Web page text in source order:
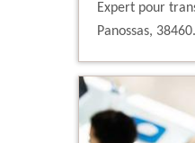
Expert pour
Panossas, 38460.